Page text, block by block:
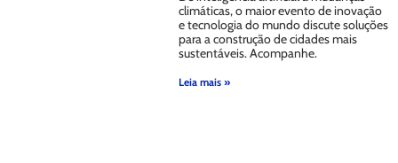
climáticas, o maior evento de inovação
e tecnologia do mundo discute soluções
para a construção de cidades mais
sustentáveis. Acompanhe.
Leia mais »